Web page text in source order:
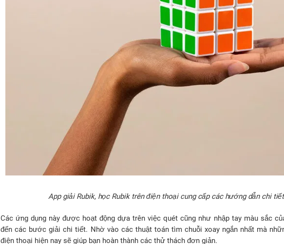
App giải Rubik, học Rubik trên điện thoại cung cấp các hướng dẫn chi
Các ứng dụng này được hoạt động dựa trên việc quét cũng như nhập tay màu sắc
đến các bước giải chi tiết. Nhờ vào các thuật toán tìm chuỗi xoay ngắn nhất mà
điện thoại hiện nay sẽ giúp bạn hoàn thành các thử thách đơn giản.